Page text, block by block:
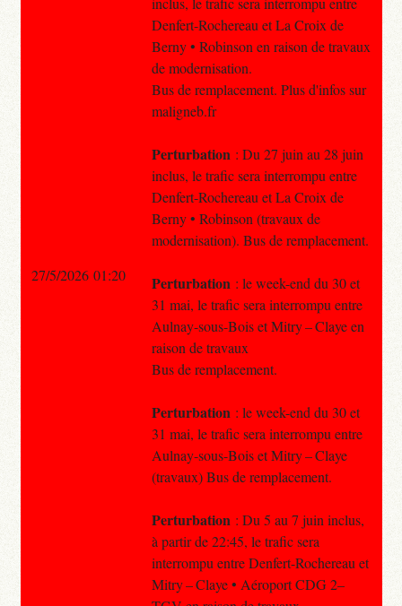
Denfert-Rochereau et La Croix de
Berny • Robinson en raison de travaux
de modernisation.
Bus de remplacement. Plus d'infos sur
maligneb.fr
Perturbation : Du 27 juin au 28 juin
inclus, le trafic sera interrompu entre
Denfert-Rochereau et La Croix de
Berny • Robinson (travaux de
modernisation). Bus de remplacement.
Perturbation : le week-end du 30 et
31 mai, le trafic sera interrompu entre
Aulnay-sous-Bois et Mitry – Claye en
raison de travaux
Bus de remplacement.
Perturbation : le week-end du 30 et
31 mai, le trafic sera interrompu entre
Aulnay-sous-Bois et Mitry – Claye
(travaux) Bus de remplacement.
Perturbation : Du 5 au 7 juin inclus,
à partir de 22:45, le trafic sera
interrompu entre Denfert-Rochereau et
Mitry – Claye • Aéroport CDG 2–
27/5/2026 01:20